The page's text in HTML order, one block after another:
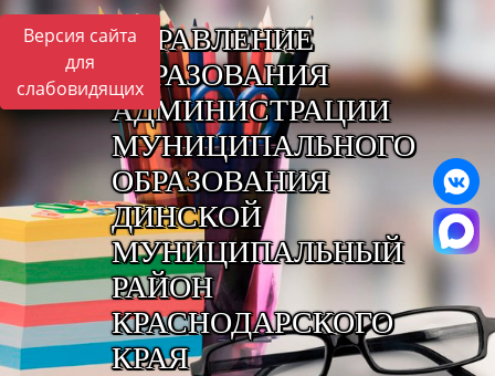
Версия сайта
для
слабовидящих
УПРАВЛЕНИЕ
ОБРАЗОВАНИЯ
АДМИНИСТРАЦИИ
МУНИЦИПАЛЬНОГО
ОБРАЗОВАНИЯ
ДИНСКОЙ
МУНИЦИПАЛЬНЫЙ
РАЙОН
КРАСНОДАРСКОГО
КРАЯ